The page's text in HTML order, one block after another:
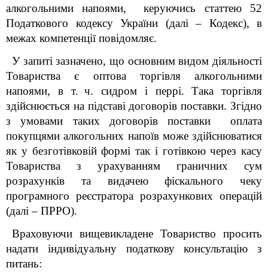
алкогольними напоями, керуючись статтею 52
Податкового кодексу України (далі – Кодекс), в
межах компетенції повідомляє.
У запиті зазначено, що основним видом діяльності
Товариства є оптова торгівля алкогольними
напоями, в т. ч. сидром і перрі. Така торгівля
здійснюється на підставі договорів поставки. Згідно
з умовами таких договорів поставки оплата
покупцями алкогольних напоїв може здійснюватися
як у безготівковій формі так і готівкою через касу
Товариства з урахуванням граничних сум
розрахунків та видачею фіскального чеку
програмного реєстратора розрахункових операцій
(далі – ПРРО).
Враховуючи вищевикладене Товариство просить
надати індивідуальну податкову консультацію з
питань: